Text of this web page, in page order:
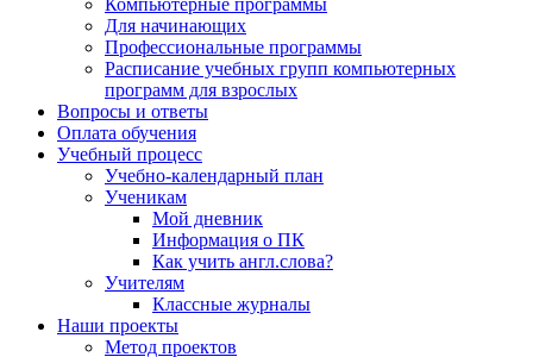
Для начинающих
Профессиональные программы
Расписание учебных групп компьютерных
программ для взрослых
Вопросы и ответы
Оплата обучения
Учебный процесс
Учебно-календарный план
Ученикам
Мой дневник
Информация о ПК
Как учить англ.слова?
Учителям
Классные журналы
Наши проекты
Метод проектов